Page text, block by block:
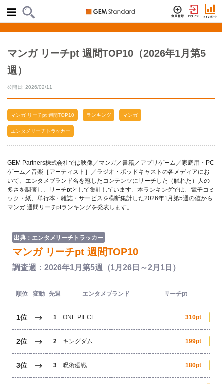
マンガ リーチpt 週間TOP10（2026年1月第5
週）
公開日: 2026/02/11
マンガ リーチpt 週間TOP10 ランキング マンガ
エンタメリーチトラッカー
GEM Partners株式会社では映像／マンガ／書籍／アプリゲーム／家庭用・PC
ゲーム／音楽［アーティスト］／ラジオ・ポッドキャストの各メディアにお
いて、エンタメブランド名を冠したコンテンツにリーチした（触れた）人の
多さを調査し、リーチptとして集計しています。本ランキングでは、電子コミ
ック・紙、単行本・雑誌・サービスを横断集計した2026年1月第5週の値から
マンガ 週間リーチptランキングを発表します。
出典：エンタメリーチトラッカー
マンガ リーチpt 週間TOP10
調査週：2026年1月第5週（1月26日～2月1日）
順位 変動 先週 エンタメブランド リーチpt
1位 1 ONE PIECE 310pt
2位 2 キングダム 199pt
3位 3 呪術廻戦 180pt